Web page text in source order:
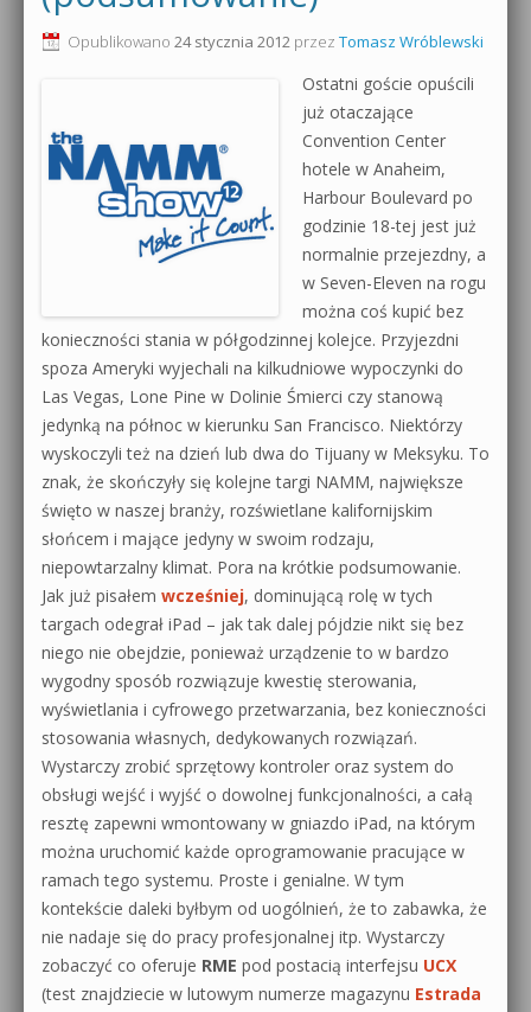
Produkcja muzyczna od podstaw
Sound Forge od podstaw
Dubstep z syntezatorem Massive
Kontakt 5 Kompendium
Pakiety
0dB.pl - informacje
Materiały dla mediów
Archiwum aktualności
Polityka prywatności
Działanie sklepu internetowego
Wyszukiwanie
Opublikowano 24 stycznia 2012 przez Tomasz Wróblewski
Ostatni goście opuścili
już otaczające
Convention Center
hotele w Anaheim,
Harbour Boulevard po
godzinie 18-tej jest już
normalnie przejezdny, a
w Seven-Eleven na rogu
można coś kupić bez
konieczności stania w półgodzinnej kolejce. Przyjezdni
spoza Ameryki wyjechali na kilkudniowe wypoczynki do
Las Vegas, Lone Pine w Dolinie Śmierci czy stanową
jedynką na północ w kierunku San Francisco. Niektórzy
wyskoczyli też na dzień lub dwa do Tijuany w Meksyku. To
znak, że skończyły się kolejne targi NAMM, największe
święto w naszej branży, rozświetlane kalifornijskim
słońcem i mające jedyny w swoim rodzaju,
niepowtarzalny klimat. Pora na krótkie podsumowanie.
Jak już pisałem wcześniej, dominującą rolę w tych
targach odegrał iPad – jak tak dalej pójdzie nikt się bez
niego nie obejdzie, ponieważ urządzenie to w bardzo
wygodny sposób rozwiązuje kwestię sterowania,
wyświetlania i cyfrowego przetwarzania, bez konieczności
stosowania własnych, dedykowanych rozwiązań.
Wystarczy zrobić sprzętowy kontroler oraz system do
obsługi wejść i wyjść o dowolnej funkcjonalności, a całą
resztę zapewni wmontowany w gniazdo iPad, na którym
można uruchomić każde oprogramowanie pracujące w
ramach tego systemu. Proste i genialne. W tym
kontekście daleki byłbym od uogólnień, że to zabawka, że
nie nadaje się do pracy profesjonalnej itp. Wystarczy
zobaczyć co oferuje RME pod postacią interfejsu UCX
(test znajdziecie w lutowym numerze magazynu Estrada